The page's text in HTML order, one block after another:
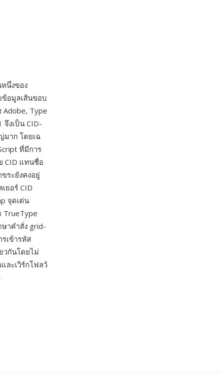
นึ่งของ
อมูลเส้นขอบ
Type
งเป็น CID-
าก โดยเฉ
ที่มีการ
CID แทนชื่อ
ระยังคงอยู่
ยอร์ CID
จุดเด่น
TrueType
าคำสั่ง grid-
เข้ารหัส
วกันโดยไม่
ละเวิร์กโฟลว์